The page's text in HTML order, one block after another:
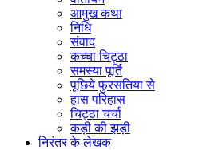
आमुख कथा
निधि
संवाद
कच्चा चिट्ठा
समस्या पूर्ति
पूछिये फुरसतिया से
हास परिहास
चिट्ठा चर्चा
कड़ी की झड़ी
निरंतर के लेखक